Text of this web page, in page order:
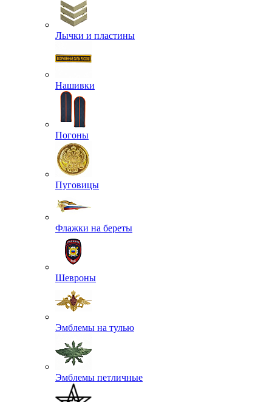
Лычки и пластины
Нашивки
Погоны
Пуговицы
Флажки на береты
Шевроны
Эмблемы на тулью
Эмблемы петличные